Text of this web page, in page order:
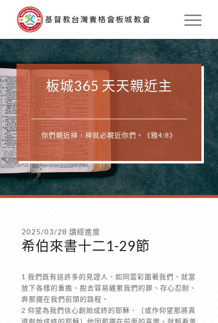
板城365 天天親近主
你們親近神，神就必親近你們。《雅4:8》
2025/03/28 讀經進度
希伯來書十二1-29節
1 我們既有這許多的見證人、如同雲彩圍著我們、就當
放下各樣的重擔、脫去容易纏累我們的罪、存心忍耐、
奔那擺在我們前頭的路程、
2 仰望為我們信心創始成終的耶穌．〔或作仰望那將真